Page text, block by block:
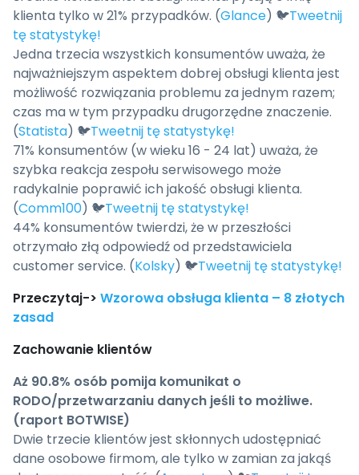
klienta tylko w 21% przypadków. (Glance) 🐦Tweetnij
tę statystykę!
Jedna trzecia wszystkich konsumentów uważa, że
najważniejszym aspektem dobrej obsługi klienta jest
możliwość rozwiązania problemu za jednym razem;
czas ma w tym przypadku drugorzędne znaczenie.
(Statista) 🐦Tweetnij tę statystykę!
71% konsumentów (w wieku 16 - 24 lat) uważa, że
szybka reakcja zespołu serwisowego może
radykalnie poprawić ich jakość obsługi klienta.
(Comm100) 🐦Tweetnij tę statystykę!
44% konsumentów twierdzi, że w przeszłości
otrzymało złą odpowiedź od przedstawiciela
customer service. (Kolsky) 🐦Tweetnij tę statystykę!
Przeczytaj-> Wzorowa obsługa klienta – 8 złotych
zasad
Zachowanie klientów
Aż 90.8% osób pomija komunikat o
RODO/przetwarzaniu danych jeśli to możliwe.
(raport BOTWISE)
Dwie trzecie klientów jest skłonnych udostępniać
dane osobowe firmom, ale tylko w zamian za jakąś